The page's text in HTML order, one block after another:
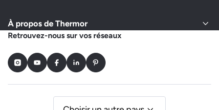
À propos de Thermor
Retrouvez-nous sur vos réseaux
InstagramYoutubeFacebookLinkedInPinterest